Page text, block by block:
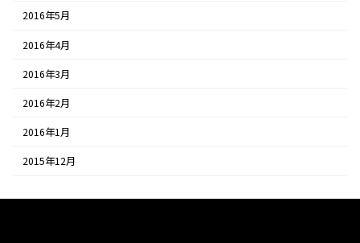
2016年5月
2016年4月
2016年3月
2016年2月
2016年1月
2015年12月